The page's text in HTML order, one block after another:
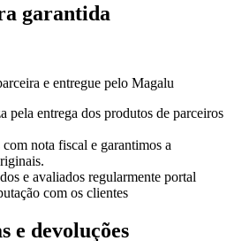
garantida
e entregue pelo Magalu
pela entrega dos produtos de parceiros
nota fiscal e garantimos a
e avaliados regularmente portal
com os clientes
e devoluções